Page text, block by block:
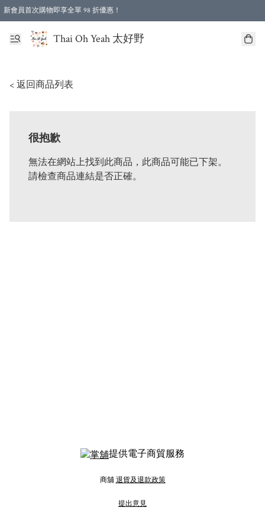
新會員首次購物即享全單 98 折優惠！
特選會員可享全單低至 96 折優惠！
Thai Oh Yeah 太好野
< 返回商品列表
很抱歉
無法在網站上找到此商品，此商品可能已下架。
請檢查商品連結是否正確。
提供電子商貿服務
商舖 退貨及退款政策
提出意見